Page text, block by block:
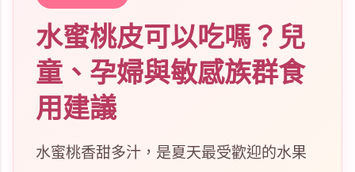
水蜜桃皮可以吃嗎？兒
童、孕婦與敏感族群食
用建議
水蜜桃香甜多汁，是夏天最受歡迎的水果